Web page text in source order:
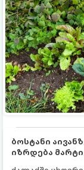
ბოსტანი
იზრდება